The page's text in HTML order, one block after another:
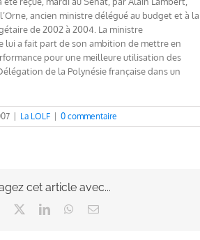
ancien ministre délégué au budget et à la
de 2002 à 2004. La ministre
lui a fait part de son ambition de mettre en
pour une meilleure utilisation des
de la Polynésie française dans un
La LOLF 0 commentaire
cet article avec...
Facebook LinkedInWhatsApp
Email